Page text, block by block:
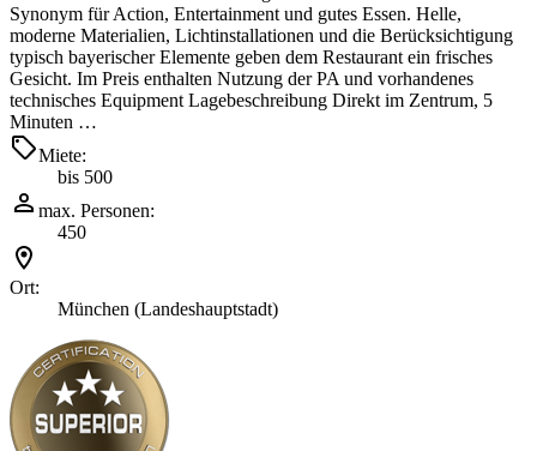
Synonym für Action, Entertainment und gutes Essen. Helle,
moderne Materialien, Lichtinstallationen und die Berücksichtigung
typisch bayerischer Elemente geben dem Restaurant ein frisches
Gesicht. Im Preis enthalten Nutzung der PA und vorhandenes
technisches Equipment Lagebeschreibung Direkt im Zentrum, 5
Minuten …
Miete:
bis 500
max. Personen:
450
Ort:
München (Landeshauptstadt)